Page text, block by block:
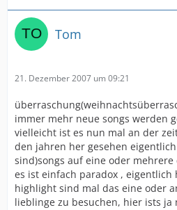
Tom
21. Dezember 2007 um 09:21
immer mehr neue songs werden
vielleicht ist es nun mal an der
den jahren her gesehen
sind)songs auf eine oder
es ist einfach paradox , eigentlich
highlight sind mal das eine oder
lieblinge zu besuchen, hier ists